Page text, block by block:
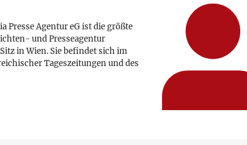
Presse Agentur eG ist die größte
und Presseagentur
in Wien. Sie befindet sich im
Tageszeitungen und des